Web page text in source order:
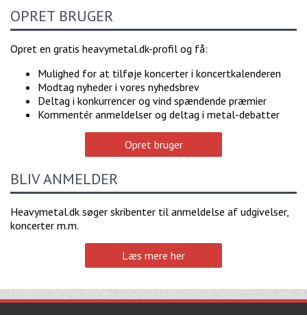
OPRET BRUGER
Opret en gratis heavymetal.dk-profil og få:
Mulighed for at tilføje koncerter i koncertkalenderen
Modtag nyheder i vores nyhedsbrev
Deltag i konkurrencer og vind spændende præmier
Kommentér anmeldelser og deltag i metal-debatter
Opret bruger
BLIV ANMELDER
Heavymetal.dk søger skribenter til anmeldelse af udgivelser,
koncerter m.m.
Læs mere her